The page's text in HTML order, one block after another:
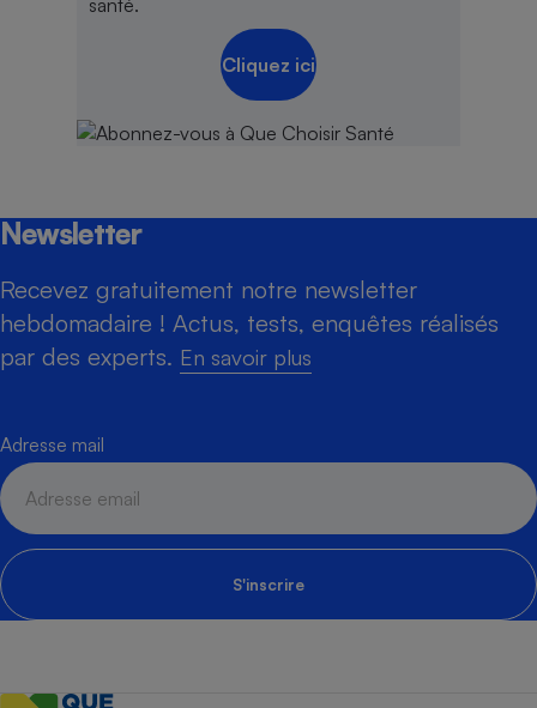
Cliquez ici
Newsletter
Recevez gratuitement notre newsletter
hebdomadaire ! Actus, tests, enquêtes réalisés
par des experts. En savoir plus
Adresse mail
S'inscrire